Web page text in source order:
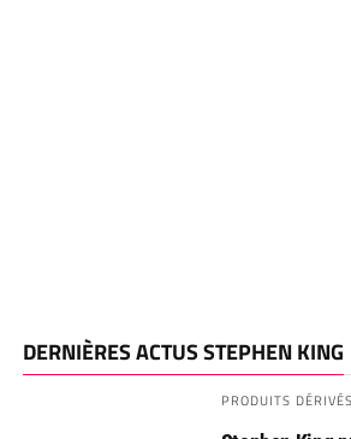
DERNIÈRES ACTUS STEPHEN KING
PRODUITS DÉRIVÉS